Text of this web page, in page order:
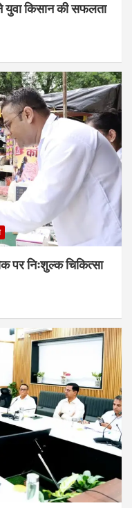
युवा किसान की सफलता
पर निःशुल्क चिकित्सा